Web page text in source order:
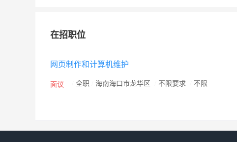
在招职位
网页制作和计算机维护
面议 全职 海南海口市龙华区 不限要求 不限